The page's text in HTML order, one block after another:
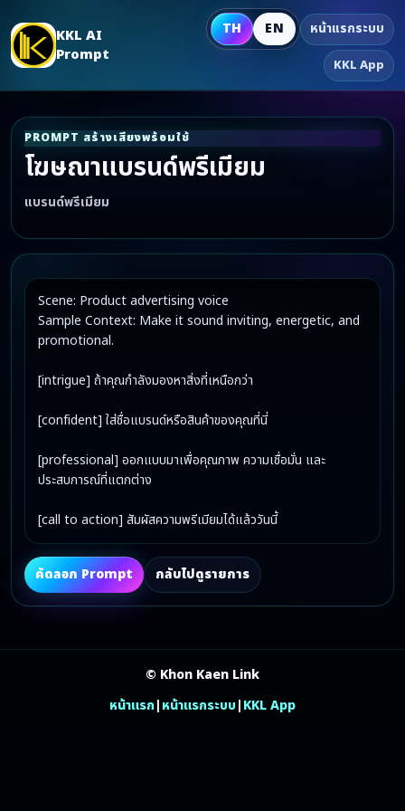
KKL AI
Prompt
TH EN หน้าแรกระบบ
KKL App
PROMPT สร้างเสียงพร้อมใช้
โฆษณาแบรนด์พรีเมียม
แบรนด์พรีเมียม
Scene: Product advertising voice
Sample Context: Make it sound inviting, energetic, and
promotional.
[intrigue] ถ้าคุณกำลังมองหาสิ่งที่เหนือกว่า
[confident] ใส่ชื่อแบรนด์หรือสินค้าของคุณที่นี่
[professional] ออกแบบมาเพื่อคุณภาพ ความเชื่อมั่น และ
ประสบการณ์ที่แตกต่าง
[call to action] สัมผัสความพรีเมียมได้แล้ววันนี้
คัดลอก Prompt กลับไปดูรายการ
© Khon Kaen Link
หน้าแรก|หน้าแรกระบบ|KKL App